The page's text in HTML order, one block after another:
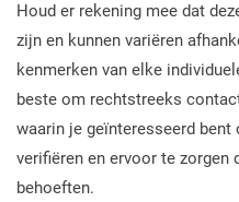
Houd er rekening mee dat
zijn en kunnen variëren
kenmerken van elke
beste om rechtstreeks
waarin je geïnteresseerd
verifiëren en ervoor te
behoeften.